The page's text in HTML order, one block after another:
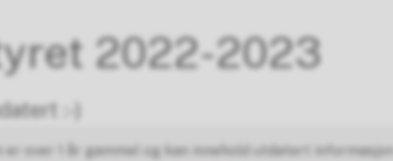
2022-2023
:-)
er over 1 år gammel og kan innehold utdatert informasjon